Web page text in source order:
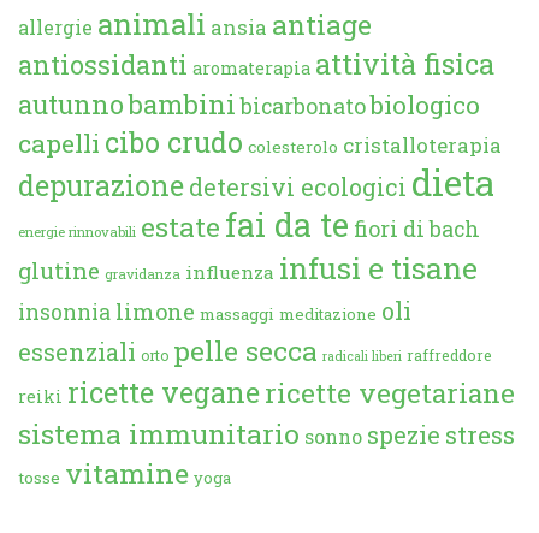
allergie animali ansia antiage
antiossidanti aromaterapia attività fisica
autunnobambini bicarbonatobiologico
capelli cibo crudo colesterolo cristalloterapia
depurazione detersivi ecologici dieta
energie rinnovabili estate fai da te fiori di bach
glutine gravidanza influenza infusi e tisane
insonnia limone massaggi meditazione oli
essenziali orto pelle secca radicali liberi raffreddore
reiki ricette veganericette vegetariane
sistema immunitario sonno spezie stress
tosse vitamine yoga